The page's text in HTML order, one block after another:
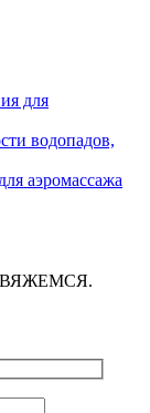
для
водопадов,
аэромассажа